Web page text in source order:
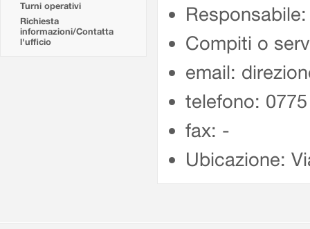
Turni operativi
Richiesta
informazioni/Contatta
l'ufficio
Compiti o
email:
telefono:
fax: -
Ubicazione: